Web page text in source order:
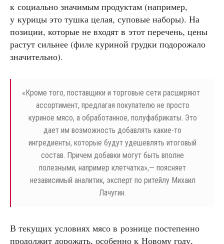
к социально значимым продуктам (например,
у курицы это тушка целая, суповые наборы). На
позиции, которые не входят в этот перечень, цены
растут сильнее (филе куриной грудки подорожало
значительно).
« Кроме того, поставщики и торговые сети расширяют
ассортимент, предлагая покупателю не просто
куриное мясо, а обработанное, полуфабрикаты. Это
дает им возможность добавлять какие-то
ингредиенты, которые будут удешевлять итоговый
состав. Причем добавки могут быть вполне
полезными, например клетчатка»,— поясняет
независимый аналитик, эксперт по ритейлу Михаил
Лачугин.
В текущих условиях мясо в рознице постепенно
продолжит дорожать, особенно к Новому году,